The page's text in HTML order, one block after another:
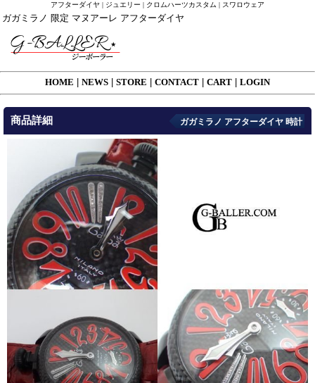
アフターダイヤ | ジュエリー | クロムハーツカスタム | スワロウェア
ガガミラノ 限定 マヌアーレ アフターダイヤ
HOME NEWS STORE CONTACT CART LOGIN
商品詳細 ガガミラノ アフターダイヤ 時計